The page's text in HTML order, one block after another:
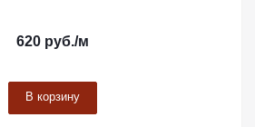
620 руб./м
В корзину